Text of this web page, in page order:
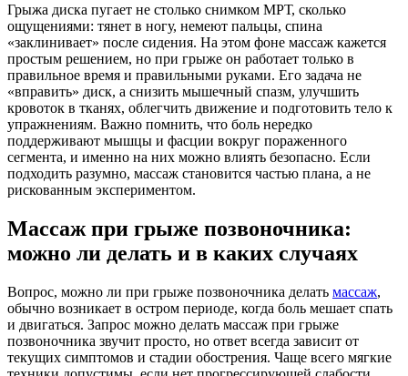
Грыжа диска пугает не столько снимком МРТ, сколько
ощущениями: тянет в ногу, немеют пальцы, спина
«заклинивает» после сидения. На этом фоне массаж кажется
простым решением, но при грыже он работает только в
правильное время и правильными руками. Его задача не
«вправить» диск, а снизить мышечный спазм, улучшить
кровоток в тканях, облегчить движение и подготовить тело к
упражнениям. Важно помнить, что боль нередко
поддерживают мышцы и фасции вокруг пораженного
сегмента, и именно на них можно влиять безопасно. Если
подходить разумно, массаж становится частью плана, а не
рискованным экспериментом.
Массаж при грыже позвоночника:
можно ли делать и в каких случаях
Вопрос, можно ли при грыже позвоночника делать массаж,
обычно возникает в остром периоде, когда боль мешает спать
и двигаться. Запрос можно делать массаж при грыже
позвоночника звучит просто, но ответ всегда зависит от
текущих симптомов и стадии обострения. Чаще всего мягкие